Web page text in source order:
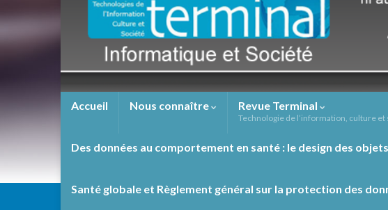
Accueil Nous connaître Revue Terminal
Technologie de l’information, culture et
Des données au comportement en santé : le design des
Santé globale et Règlement général sur la protection des